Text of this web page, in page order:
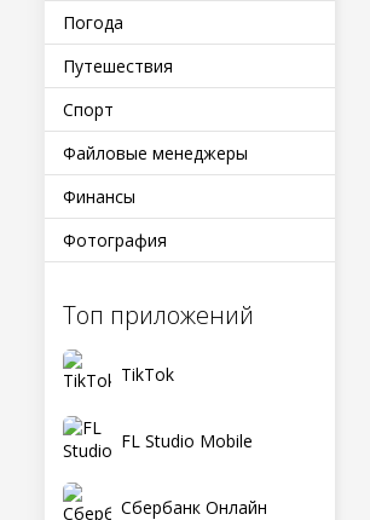
Погода
Путешествия
Спорт
Файловые менеджеры
Финансы
Фотография
Топ приложений
TikTok
FL Studio Mobile
Сбербанк Онлайн